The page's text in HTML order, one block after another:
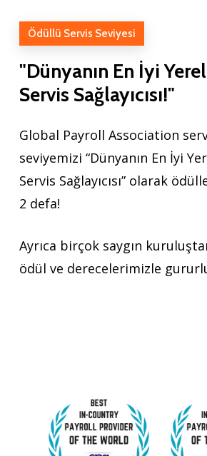
Ödüllü Servis Seviyesi
"Dünyanın En İyi Yerel
Servis Sağlayıcısı!"
Global Payroll Association
seviyemizi “Dünyanın En İyi
Servis Sağlayıcısı” olarak
2 defa!
Ayrıca birçok saygın
ödül ve derecelerimizle